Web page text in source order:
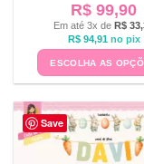
R$ 99,90
Em até 3x de R$
R$94,91 no pix
ESCOLHA AS
Save